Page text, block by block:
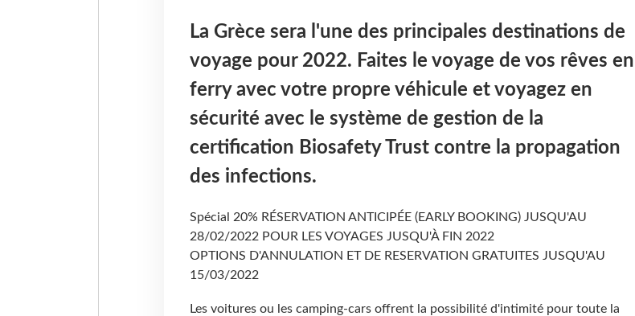
La Grèce sera l'une des principales destinations de
voyage pour 2022. Faites le voyage de vos rêves en
ferry avec votre propre véhicule et voyagez en
sécurité avec le système de gestion de la
certification Biosafety Trust contre la propagation
des infections.
Spécial 20% RÉSERVATION ANTICIPÉE (EARLY BOOKING) JUSQU'AU
28/02/2022 POUR LES VOYAGES JUSQU'À FIN 2022
OPTIONS D'ANNULATION ET DE RESERVATION GRATUITES JUSQU'AU
15/03/2022
Les voitures ou les camping-cars offrent la possibilité d'intimité pour toute la